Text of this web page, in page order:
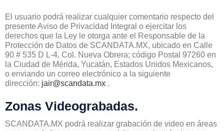
El usuario podrá realizar cualquier comentario respecto del
presente Aviso de Privacidad Integral o ejercitar los
derechos que la Ley le otorga ante el Responsable de la
Protección de Datos de SCANDATA.MX, ubicado en Calle
90 # 535 D L-4, Col. Nueva Obrera; código Postal 97260 en
la Ciudad de Mérida, Yucatán, Estados Unidos Mexicanos,
o enviando un correo electrónico a la siguiente
dirección: jair@scandata.mx .
Zonas Videograbadas.
SCANDATA.MX podrá realizar grabación de video en áreas